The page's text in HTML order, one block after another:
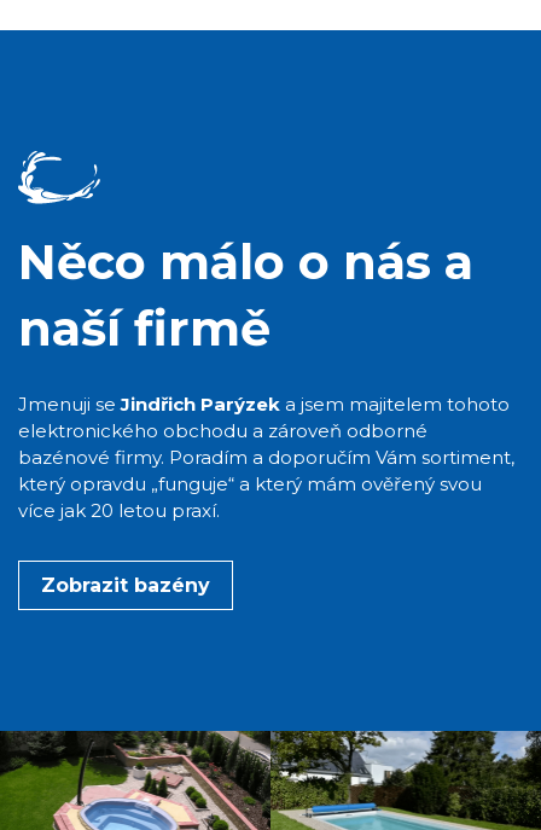
Něco málo o nás a
naší firmě
Jmenuji seJindřich Parýzek a jsem majitelem tohoto
elektronického obchodu a zároveň odborné
bazénové firmy. Poradím a doporučím Vám sortiment,
který opravdu „funguje“ a který mám ověřený svou
více jak 20 letou praxí.
Zobrazit bazény